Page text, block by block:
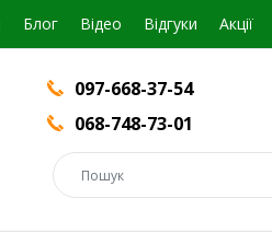
Блог Вiдео Відгуки Акції
097-668-37-54
068-748-73-01